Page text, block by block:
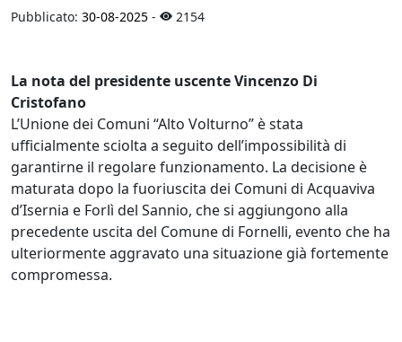
Pubblicato: 30-08-2025 - 2154
La nota del presidente uscente Vincenzo Di
Cristofano
L’Unione dei Comuni “Alto Volturno” è stata
ufficialmente sciolta a seguito dell’impossibilità di
garantirne il regolare funzionamento. La decisione è
maturata dopo la fuoriuscita dei Comuni di Acquaviva
d’Isernia e Forlì del Sannio, che si aggiungono alla
precedente uscita del Comune di Fornelli, evento che ha
ulteriormente aggravato una situazione già fortemente
compromessa.